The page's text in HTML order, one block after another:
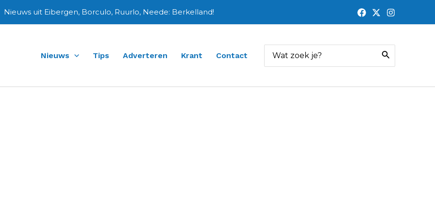
Nieuws uit Eibergen, Borculo, Ruurlo, Neede: Berkelland!
Nieuws Tips Adverteren Krant Contact
naar: